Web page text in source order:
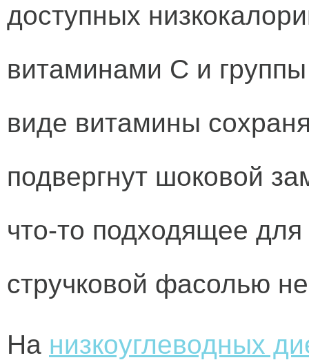
доступных
витаминами С и
виде витамины
подвергнут шоковой
что-то подходящее
стручковой фасолью
На низкоуглеводных